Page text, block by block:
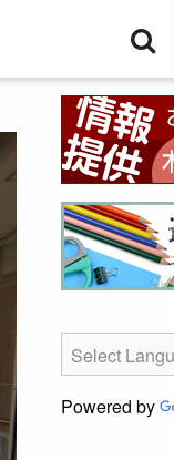
Powered by